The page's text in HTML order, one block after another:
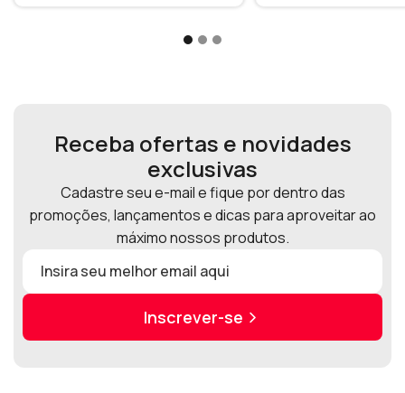
Receba ofertas e novidades
exclusivas
Cadastre seu e-mail e fique por dentro das
promoções, lançamentos e dicas para aproveitar ao
máximo nossos produtos.
Inscrever-se